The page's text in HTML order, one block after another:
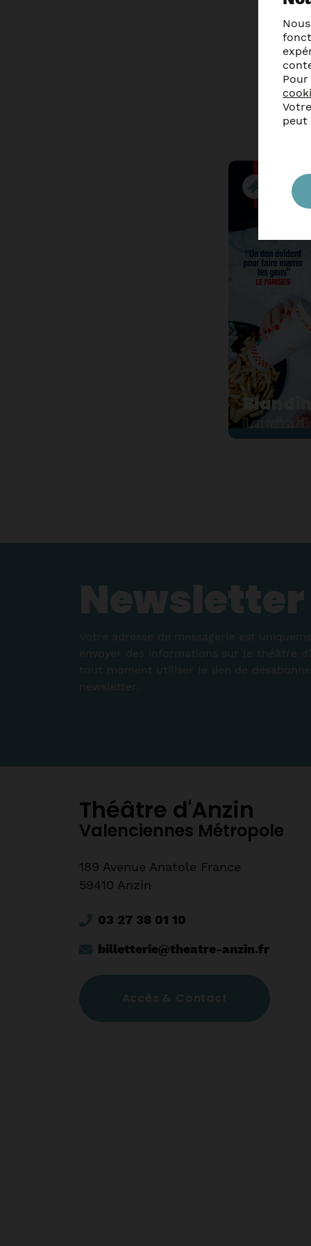
En
La vie
Plus
Newsletter
Votre adresse de messagerie est
envoyer des informations sur le théâtre
tout moment utiliser le lien de
newsletter.
Théâtre d'Anzin
Valenciennes Métropole
189 Avenue Anatole France
59410 Anzin
03 27 38 01 10
billetterie@theatre-anzin.fr
Accès & Contact
peut